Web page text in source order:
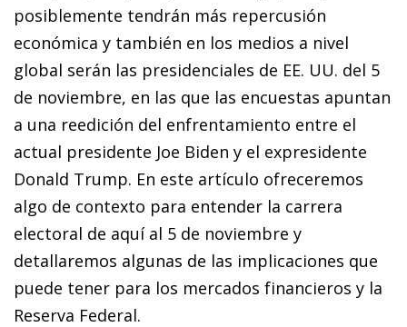
posiblemente tendrán más repercusión
económica y también en los medios a nivel
global serán las presidenciales de EE. UU. del 5
de noviembre, en las que las encuestas apuntan
a una reedición del enfrentamiento entre el
actual presidente Joe Biden y el expresidente
Donald Trump. En este artículo ofreceremos
algo de contexto para entender la carrera
electoral de aquí al 5 de noviembre y
detallaremos algunas de las implicaciones que
puede tener para los mercados financieros y la
Reserva Federal.